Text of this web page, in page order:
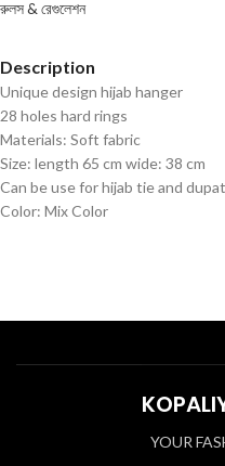
রুলস & রেগুলেশন
Description
Unique design hijab hanger
28 holes hard rings
Materials: Soft fabric
Size: length 65 cm wide: 38 cm
Can be use for hijab tie and
Color: Mix Color
YOUR